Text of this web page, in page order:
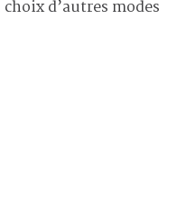
d’autres modes